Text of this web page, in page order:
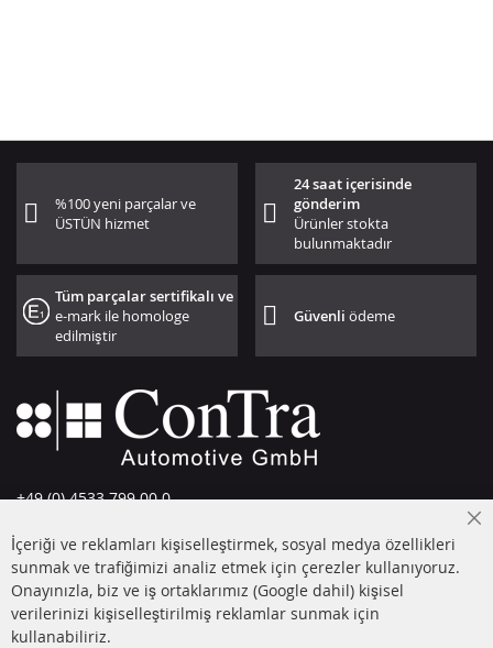
%100 yeni parçalar ve
ÜSTÜN hizmet
24 saat içerisinde
gönderim
Ürünler stokta
bulunmaktadır
Tüm parçalar sertifikalı ve
e-mark ile homologe
edilmiştir
Güvenliödeme
+49 (0) 4533 799 00 0
info@contra-automotive.de
facebook
instagram
HIZLI LİNKLER
MÜŞTERİ
İçeriği ve reklamları kişiselleştirmek, sosyal medya özellikleri
sunmak ve trafiğimizi analiz etmek için çerezler kullanıyoruz.
Onayınızla, biz ve iş ortaklarımız (Google dahil) kişisel
verilerinizi kişiselleştirilmiş reklamlar sunmak için
kullanabiliriz.